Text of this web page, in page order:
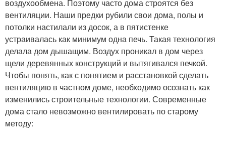
Естественная
вентиляция
Искусственная
вентиляция
Вентиляции в
многокрвартирном
доме
Приточная вентиляция
воздухообмена. Поэтому часто дома строятся без
вентиляции. Наши предки рубили свои дома, полы и
потолки настилали из досок, а в пятистенке
устраивалась как минимум одна печь. Такая технология
делала дом дышащим. Воздух проникал в дом через
щели деревянных конструкций и вытягивался печкой.
Чтобы понять, как с понятием и расстановкой сделать
вентиляцию в частном доме, необходимо осознать как
изменились строительные технологии. Современные
дома стало невозможно вентилировать по старому
методу: